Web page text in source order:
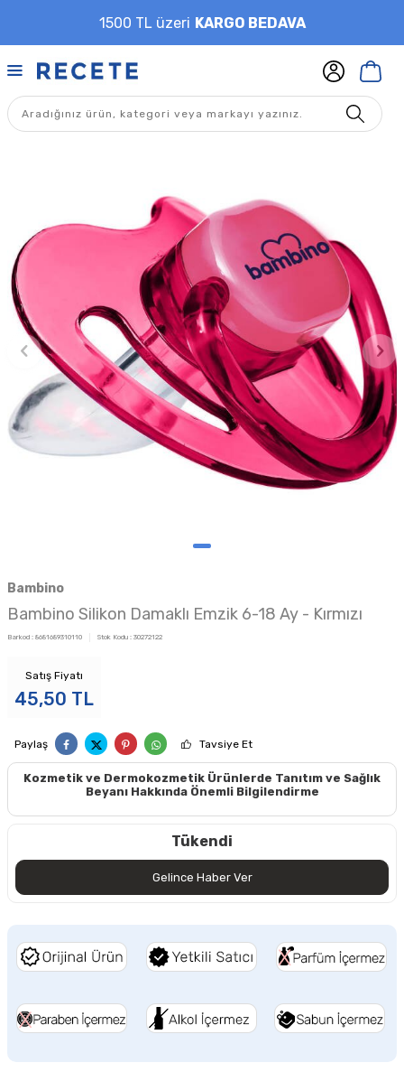
1500 TL üzeri KARGO BEDAVA
Bambino
Bambino Silikon Damaklı Emzik 6-18 Ay - Kırmızı
Barkod : 8681689310110 Stok Kodu : 30272122
Satış Fiyatı
45,50 TL
Paylaş Tavsiye Et
Kozmetik ve Dermokozmetik Ürünlerde Tanıtım ve Sağlık
Beyanı Hakkında Önemli Bilgilendirme
Tükendi
Gelince Haber Ver